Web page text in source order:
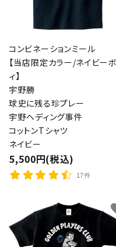
コンビネーションミール
【当店限定カラー/ネイビー
ィ】
宇野勝
球史に残る珍プレー
宇野ヘディング事件
コットンTシャツ
ネイビー
5,500円(税込)
17件